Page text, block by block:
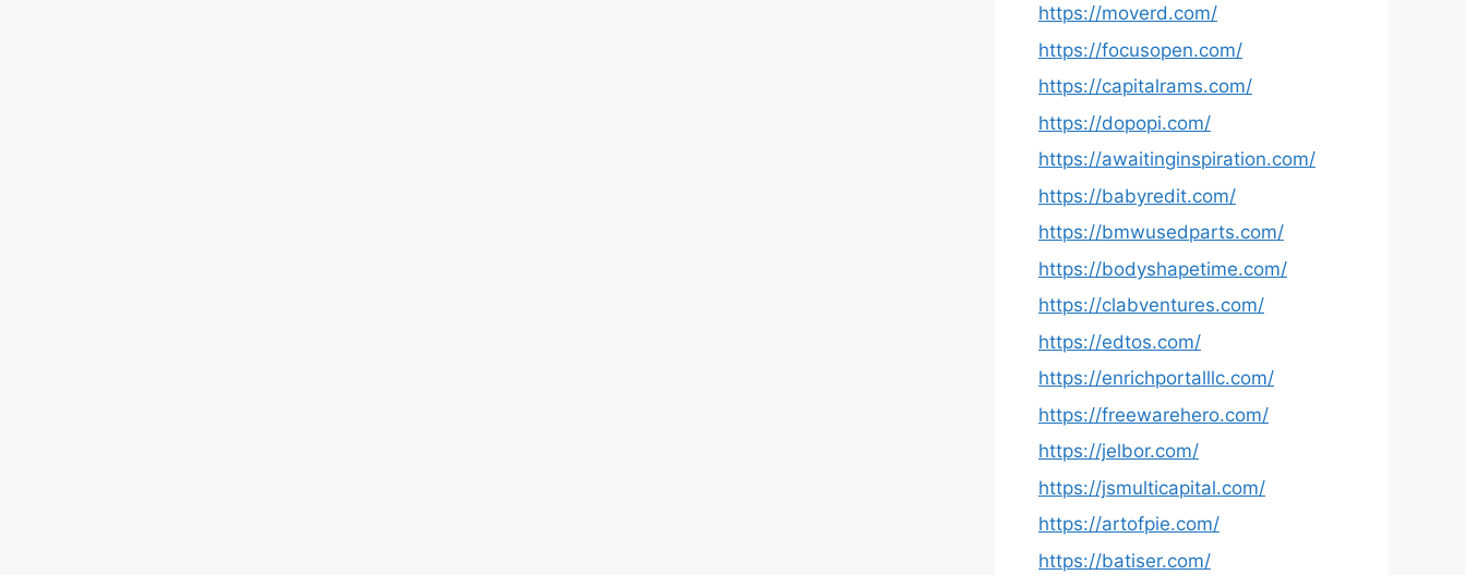
https://moverd.com/
https://focusopen.com/
https://capitalrams.com/
https://dopopi.com/
https://awaitinginspiration.com/
https://babyredit.com/
https://bmwusedparts.com/
https://bodyshapetime.com/
https://clabventures.com/
https://edtos.com/
https://enrichportalllc.com/
https://freewarehero.com/
https://jelbor.com/
https://jsmulticapital.com/
https://artofpie.com/
https://batiser.com/